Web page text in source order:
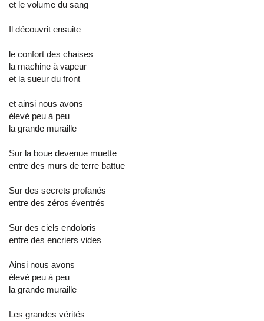
et le volume du sang
Il découvrit ensuite
le confort des chaises
la machine à vapeur
et la sueur du front
et ainsi nous avons
élevé peu à peu
la grande muraille
Sur la boue devenue muette
entre des murs de terre battue
Sur des secrets profanés
entre des zéros éventrés
Sur des ciels endoloris
entre des encriers vides
Ainsi nous avons
élevé peu à peu
la grande muraille
Les grandes vérités